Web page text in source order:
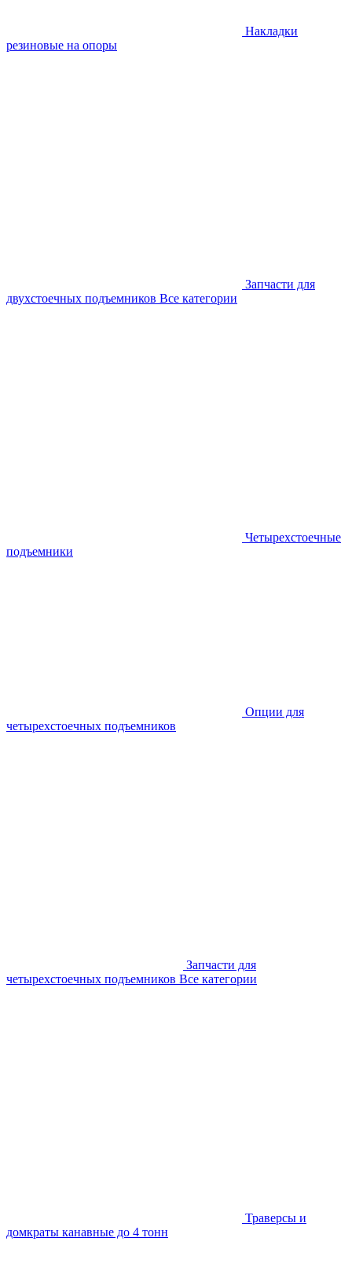
Накладки
резиновые на опоры
Запчасти для
двухстоечных подъемников Все категории
Четырехстоечные
подъемники
Опции для
четырехстоечных подъемников
Запчасти для
четырехстоечных подъемников Все категории
Траверсы и
домкраты канавные до 4 тонн